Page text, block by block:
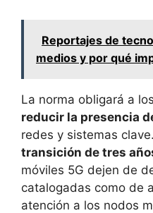
Reportajes de
medios y por qué
La norma obligará a
reducir la presencia
redes y sistemas
transición de tres
móviles 5G dejen de
catalogadas como de
atención a los nodos